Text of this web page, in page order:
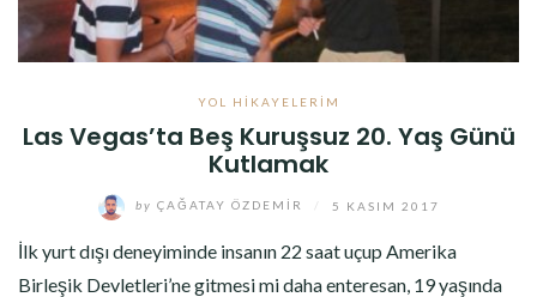
YOL HIKAYELERIM
Las Vegas’ta Beş Kuruşsuz 20. Yaş Günü
Kutlamak
by ÇAĞATAY ÖZDEMIR 5 KASIM 2017
İlk yurt dışı deneyiminde insanın 22 saat uçup Amerika
Birleşik Devletleri’ne gitmesi mi daha enteresan, 19 yaşında